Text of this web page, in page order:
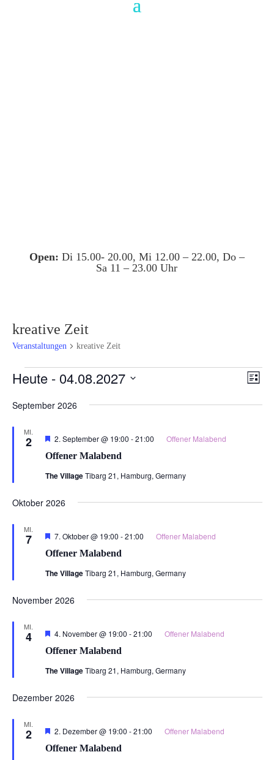
Open: Di 15.00- 20.00, Mi 12.00 – 22.00, Do –
Sa 11 – 23.00 Uhr
kreative Zeit
Veranstaltungen kreative Zeit
Veranstaltungen Liste
Heute - 04.08.2027
wählen.
September 2026
MI.
2
Offener Malabend
Hervorgehoben
2. September @ 19:00 -21:00 Offener Malabend
The VillageTibarg 21, Hamburg, Germany
Oktober 2026
MI.
7
Offener Malabend
Hervorgehoben
7. Oktober @ 19:00 -21:00 Offener Malabend
The VillageTibarg 21, Hamburg, Germany
November 2026
MI.
4
Offener Malabend
Hervorgehoben
4. November @ 19:00 -21:00 Offener Malabend
The VillageTibarg 21, Hamburg, Germany
Dezember 2026
MI.
2
Offener Malabend
Hervorgehoben
2. Dezember @ 19:00 -21:00 Offener Malabend